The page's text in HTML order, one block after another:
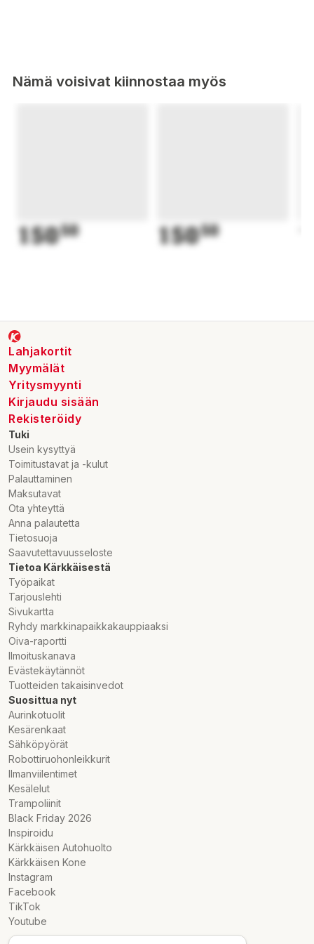
Nämä voisivat kiinnostaa myös
15050 15050
Lahjakortit
Myymälät
Yritysmyynti
Kirjaudu sisään
Rekisteröidy
Tuki
Usein kysyttyä
Toimitustavat ja -kulut
Palauttaminen
Maksutavat
Ota yhteyttä
Anna palautetta
Tietosuoja
Saavutettavuusseloste
Tietoa Kärkkäisestä
Työpaikat
Tarjouslehti
Sivukartta
Ryhdy markkinapaikkakauppiaaksi
Oiva-raportti
Ilmoituskanava
Evästekäytännöt
Tuotteiden takaisinvedot
Suosittua nyt
Aurinkotuolit
Kesärenkaat
Sähköpyörät
Robottiruohonleikkurit
Ilmanviilentimet
Kesälelut
Trampoliinit
Black Friday 2026
Inspiroidu
Kärkkäisen Autohuolto
Kärkkäisen Kone
Instagram
Facebook
TikTok
Youtube